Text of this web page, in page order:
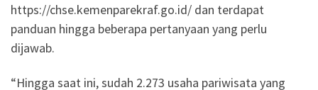
https://chse.kemenparekraf.go.id/ dan terdapat
panduan hingga beberapa pertanyaan yang perlu
dijawab.
“Hingga saat ini, sudah 2.273 usaha pariwisata yang